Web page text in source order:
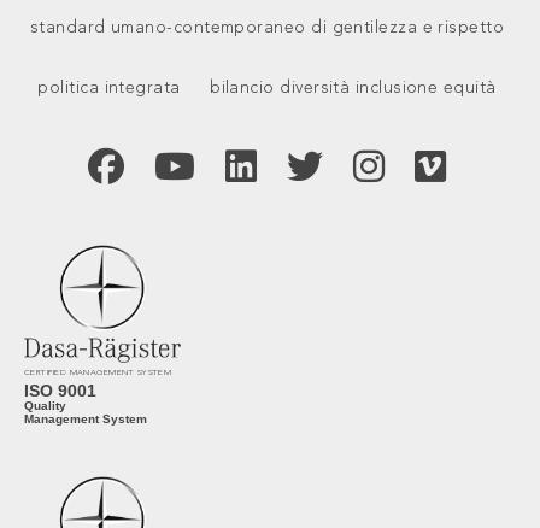
standard umano-contemporaneo di gentilezza e rispetto
politica integrata bilancio diversità inclusione equità
CERTIFIED MANAGEMENT SYSTEM
ISO 9001
Quality
Management System